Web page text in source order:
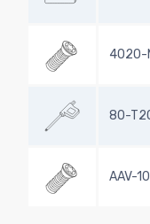
4020-
80-
AAV-